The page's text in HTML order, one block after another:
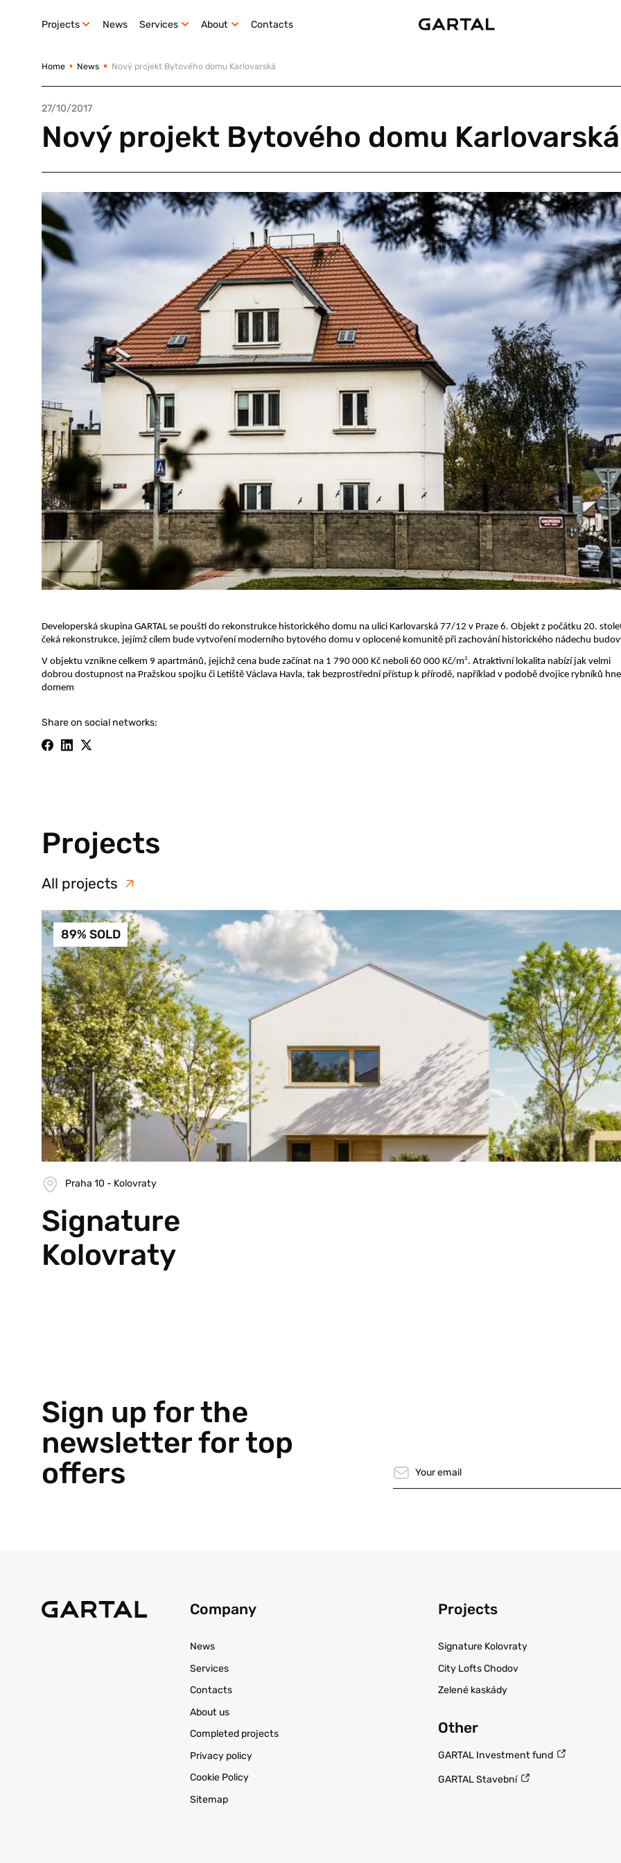
Projects News Services About Contacts
Home News Nový projekt Bytového domu Karlovarská
27/10/2017
Nový projekt Bytového domu Karlovarská
Developerská skupina GARTAL se pouští do rekonstrukce historického domu na ulici Karlovarská 77/12 v Praze 6. Objekt z počátku 20.
čeká rekonstrukce, jejímž cílem bude vytvoření moderního bytového domu v oplocené komunitě při zachování historického nádechu
V objektu vznikne celkem 9 apartmánů, jejichž cena bude začínat na 1 790 000 Kč neboli 60 000 Kč/m2. Atraktivní lokalita nabízí jak velmi
dobrou dostupnost na Pražskou spojku či Letiště Václava Havla, tak bezprostřední přístup k přírodě, například v podobě dvojice rybníků
domem
Share on social networks:
Projects
All projects
89% SOLD
Praha 10 - Kolovraty
Signature
Kolovraty
Sign up for the
newsletter for top
offers
Company
News
Services
Contacts
About us
Completed projects
Privacy policy
Cookie Policy
Sitemap
Projects
Signature Kolovraty
City Lofts Chodov
Zelené kaskády
Other
GARTAL Investment fund
GARTAL Stavební